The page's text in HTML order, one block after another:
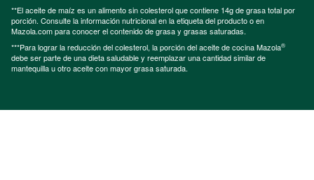
**El aceite de maíz es un alimento sin colesterol que contiene 14g de grasa total por
porción. Consulte la información nutricional en la etiqueta del producto o en
Mazola.com para conocer el contenido de grasa y grasas saturadas.
***Para lograr la reducción del colesterol, la porción del aceite de cocina Mazola®
debe ser parte de una dieta saludable y reemplazar una cantidad similar de
mantequilla u otro aceite con mayor grasa saturada.